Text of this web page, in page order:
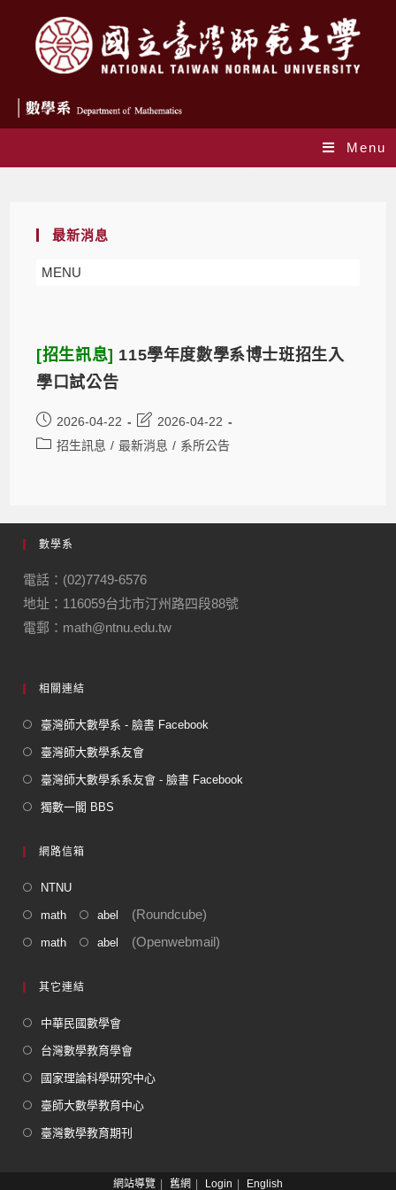
Menu
最新消息
MENU
[招生訊息] 115學年度數學系博士班招生入
學口試公告
2026-04-22
2026-04-22
招生訊息 / 最新消息 / 系所公告
數學系
電話：(02)7749-6576
地址：116059台北市汀州路四段88號
電郵：math@ntnu.edu.tw
相關連結
臺灣師大數學系 - 臉書 Facebook
臺灣師大數學系友會
臺灣師大數學系系友會 - 臉書 Facebook
獨數一閣 BBS
網路信箱
NTNU
math abel (Roundcube)
math abel (Openwebmail)
其它連結
中華民國數學會
台灣數學教育學會
國家理論科學研究中心
臺師大數學教育中心
臺灣數學教育期刊
網站導覽 舊網 Login English